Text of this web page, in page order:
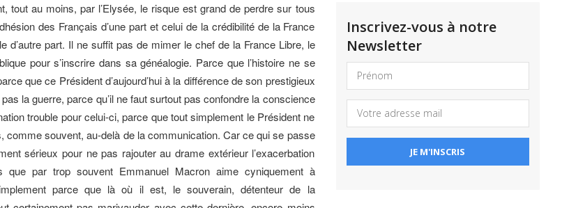
tout au moins, par l’Elysée, le risque est grand de perdre sur tous
des Français d’une part et celui de la crédibilité de la France
d’autre part. Il ne suffit pas de mimer le chef de la France Libre, le
pour s’inscrire dans sa généalogie. Parce que l’histoire ne se
que ce Président d’aujourd’hui à la différence de son prestigieux
la guerre, parce qu’il ne faut surtout pas confondre la conscience
trouble pour celui-ci, parce que tout simplement le Président ne
comme souvent, au-delà de la communication. Car ce qui se passe
sérieux pour ne pas rajouter au drame extérieur l’exacerbation
que par trop souvent Emmanuel Macron aime cyniquement à
parce que là où il est, le souverain, détenteur de la
Inscrivez-vous à notre
Newsletter